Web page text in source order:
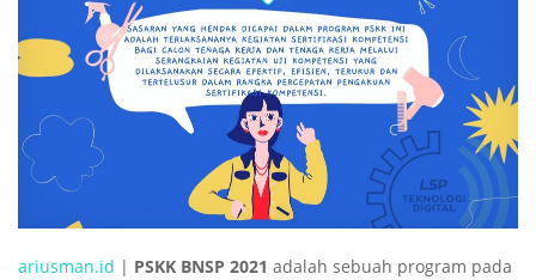
ariusman.id | PSKK BNSP 2021 adalah sebuah program pada